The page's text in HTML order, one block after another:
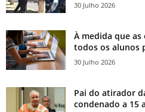
30 Julho 2026
À medida que as
todos os alunos
30 Julho 2026
Pai do atirador
condenado a 15